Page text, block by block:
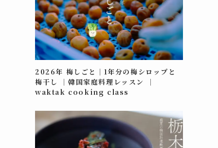
2026年 梅しごと｜1年分の梅シロップと
梅干し ｜韓国家庭料理レッスン ｜
waktak cooking class